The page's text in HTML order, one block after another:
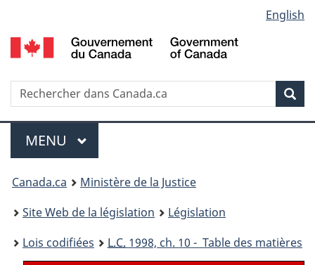
au
contenu
propos
de
la
HTML
simplifiée
selection
English
Recherche
Menu
MENU PRINCIPAL
You
are
here:
Canada.ca
Ministère de la Justice
Site Web de la législation
Législation
Lois codifiées
L.C. 1998, ch. 10 - Table des matières